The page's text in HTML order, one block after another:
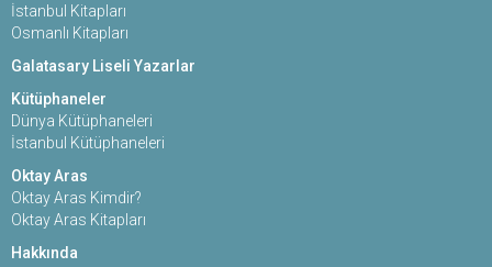
İstanbul Kitapları
Osmanlı Kitapları
Galatasary Liseli Yazarlar
Kütüphaneler
Dünya Kütüphaneleri
İstanbul Kütüphaneleri
Oktay Aras
Oktay Aras Kimdir?
Oktay Aras Kitapları
Hakkında